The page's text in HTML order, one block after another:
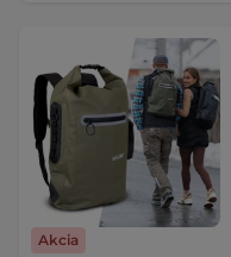
Akcia